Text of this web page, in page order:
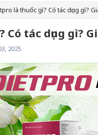
là thuốc gì? Có tác dụng gì?
tác dụng gì?
2025